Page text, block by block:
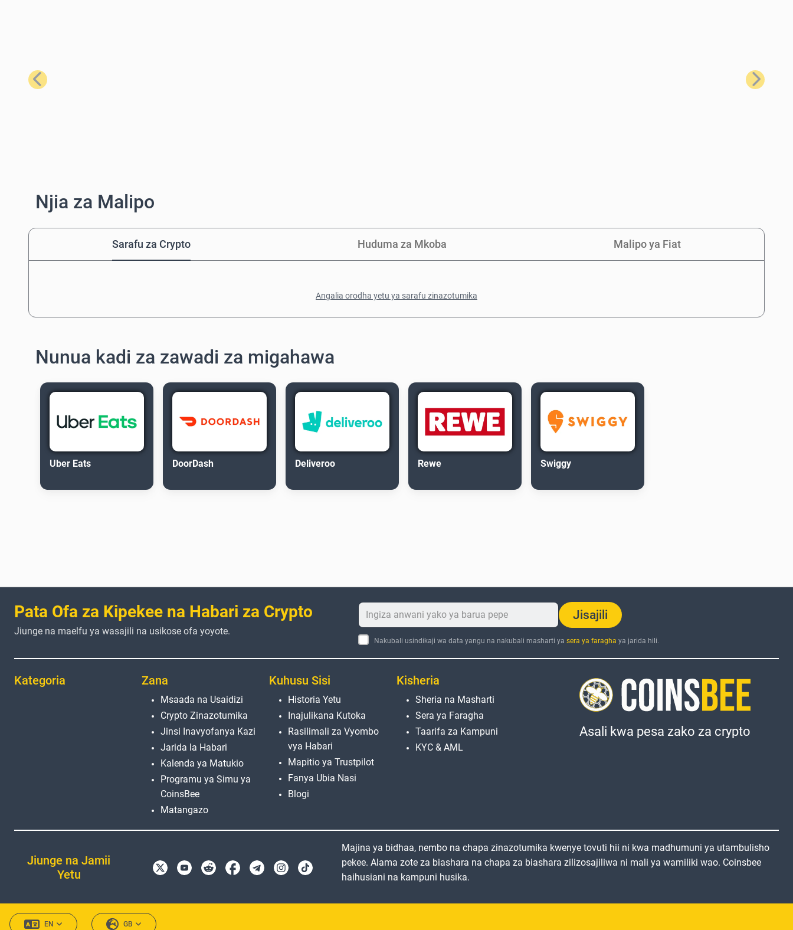
Iliyopita Ifuatayo
Njia za Malipo
Sarafu za Crypto Huduma za Mkoba Malipo ya Fiat
Angalia orodha yetu ya sarafu zinazotumika
Nunua kadi za zawadi za migahawa
Uber Eats DoorDash Deliveroo Rewe Swiggy
Pata Ofa za Kipekee na Habari za Crypto
Jiunge na maelfu ya wasajili na usikose ofa yoyote.
Jisajili
Nakubali usindikaji wa data yangu na nakubali masharti ya sera ya faragha ya jarida hili.
Kategoria Zana
Msaada na Usaidizi
Crypto Zinazotumika
Jinsi Inavyofanya Kazi
Jarida la Habari
Kalenda ya Matukio
Programu ya Simu ya
CoinsBee
Matangazo
Kuhusu Sisi
Historia Yetu
Inajulikana Kutoka
Rasilimali za Vyombo
vya Habari
Mapitio ya Trustpilot
Fanya Ubia Nasi
Blogi
Kisheria
Sheria na Masharti
Sera ya Faragha
Taarifa za Kampuni
KYC & AML
Asali kwa pesa zako za crypto
Jiunge na Jamii
Yetu
Majina ya bidhaa, nembo na chapa zinazotumika kwenye tovuti hii ni kwa madhumuni ya utambulisho
pekee. Alama zote za biashara na chapa za biashara zilizosajiliwa ni mali ya wamiliki wao. Coinsbee
haihusiani na kampuni husika.
EN GB